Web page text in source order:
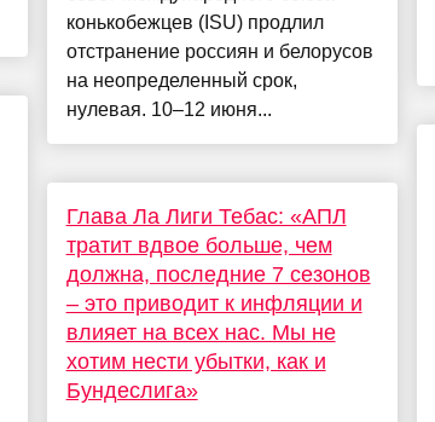
конькобежцев (ISU) продлил
отстранение россиян и белорусов
на неопределенный срок,
нулевая. 10–12 июня...
Глава Ла Лиги Тебас: «АПЛ
тратит вдвое больше, чем
должна, последние 7 сезонов
– это приводит к инфляции и
влияет на всех нас. Мы не
хотим нести убытки, как и
Бундеслига»